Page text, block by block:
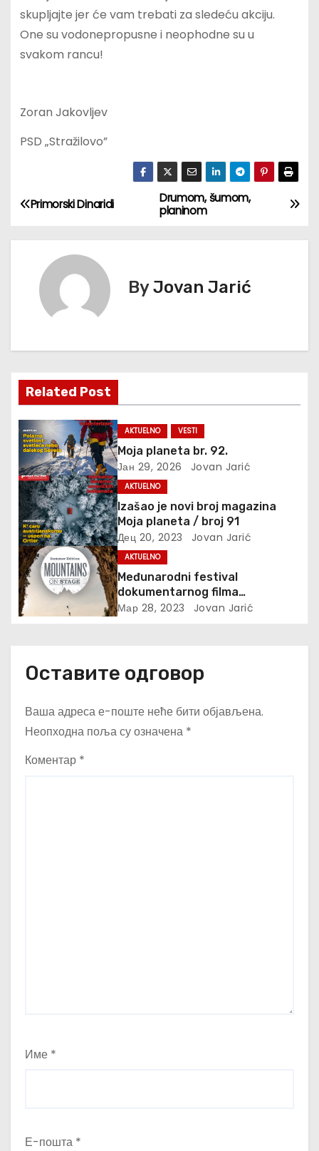
skupljajte jer će vam trebati za sledeću akciju.
One su vodonepropusne i neophodne su u
svakom rancu!
Zoran Jakovljev
PSD „Stražilovo”
К
р
њ
е
ч
л
а
н
к
а
Drumom, šumom,
planinom
Primorski Dinaridi
ByJovan Jarić
Related Post
AKTUELNO VESTI
Moja planeta br. 92.
Јан 29, 2026 Jovan Jarić
AKTUELNO
Izašao je novi broj magazina
Moja planeta / broj 91
Дец 20, 2023 Jovan Jarić
AKTUELNO
Međunarodni festival
dokumentarnog filma
’’Mountains on Stage’’
Мар 28, 2023 Jovan Jarić
Оставите одговор
Ваша адреса е-поште неће бити објављена.
Неопходна поља су означена *
Коментар *
Име *
Е-пошта *